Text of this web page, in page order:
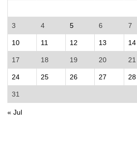
3 4 5 6 7
10 11 12 13 14
17 18 19 20 21
24 25 26 27 28
31
« Jul